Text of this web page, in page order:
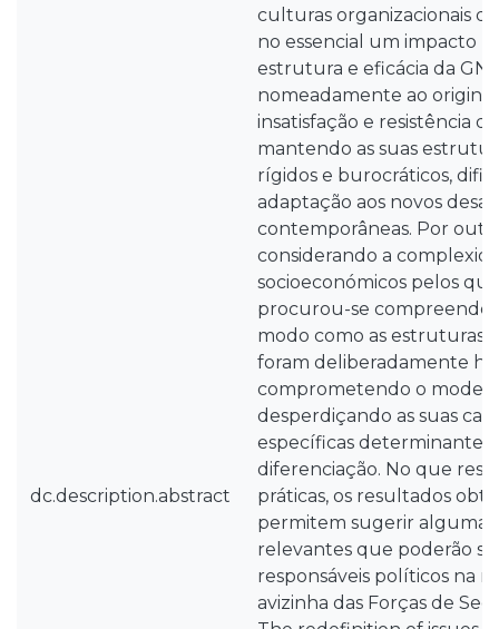
dc.description.abstract
culturas organizacionais
no essencial um impacto
estrutura e eficácia da
nomeadamente ao
insatisfação e resistência
mantendo as suas
rígidos e burocráticos,
adaptação aos novos
contemporâneas. Por
considerando a
socioeconómicos pelos
procurou-se
modo como as estruturas
foram deliberadamente
comprometendo o
desperdiçando as suas
específicas determinantes
diferenciação. No que
práticas, os resultados
permitem sugerir algumas
relevantes que poderão
responsáveis políticos na
avizinha das Forças de